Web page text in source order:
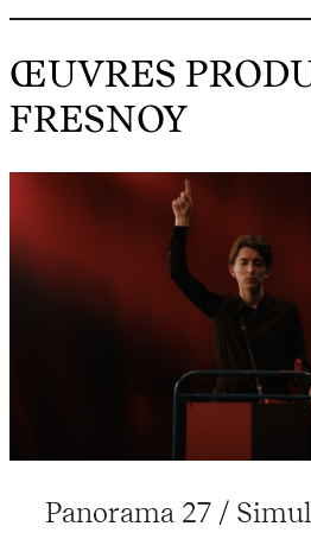
ŒUVRES
FRESNOY
Panorama 27 /